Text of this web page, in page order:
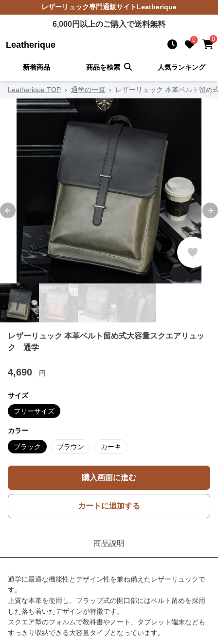
レザーリュック専門通販サイトLeatherique
6,000円以上のご購入で送料無料
Leatherique 0 0
新着商品 商品を検索 人気ランキング
Leatherique TOP › 通学の一覧 › レザーリュック 本革ベルト留
Previous slide
レザーリュック 本革ベルト留め式大容量スクエアリュッ
ク 通学
4,690 円
サイズ
フリーサイズ
カラー
ブラック ブラウン カーキ
購入画面に進む
カートに追加する
商品説明
通学に最適な機能性とデザイン性を兼ね備えたレザーリュックで
す。
上質な本革を使用し、フラップ式の開口部にはベルト留めを採用
した落ち着いたデザインが特徴です。
スクエア型のフォルムで教科書やノート、タブレット端末なども
すっきり収納できる大容量タイプとなっています。